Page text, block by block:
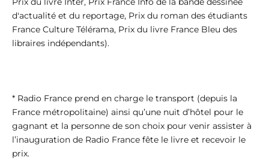
d'actualité et du reportage, Prix du roman des étudiants
France Culture Télérama, Prix du livre France Bleu des
libraires indépendants).
* Radio France prend en charge le transport (depuis la
France métropolitaine) ainsi qu’une nuit d’hôtel pour le
gagnant et la personne de son choix pour venir assister à
l’inauguration de Radio France fête le livre et recevoir le
prix.